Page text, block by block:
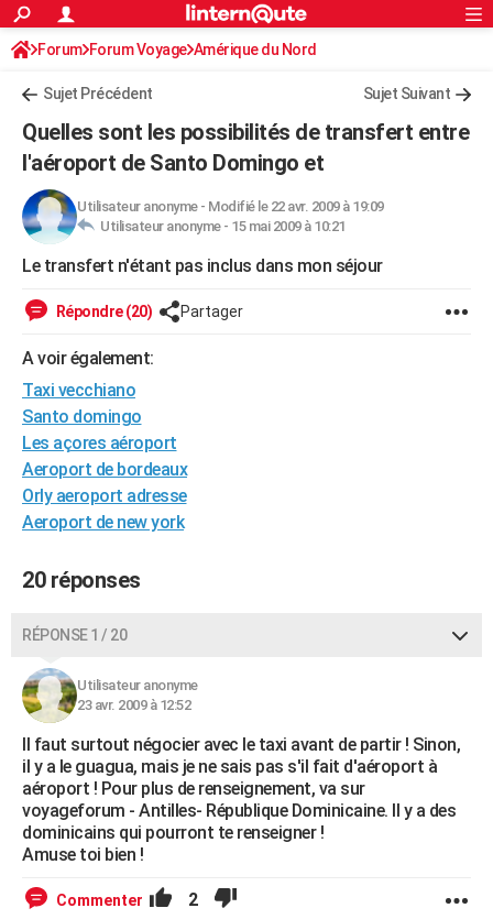
ACTUALITÉS
Politique
Société
Faits Divers
Education
Monde
Villes
+
Programme TV
TNTStreaming
Cinéma
Sorties cinéma
Musique
+FINANCE
Retraite
Impôts
Epargne
Immobilier
Risques naturels par ville
Banque
Assurance
Crédit
AUTO
Essais
Réserver un essai
Citadines
Berlines
SUV
Forum auto
HIGH-TECH
Guides de France
Escapades
Patrimoine
Expositions
Musées
Week-end nature
+LIFESTYLE
Art de vivre
Bien-être
Loisirs
Mode
Modes de vie
SANTE
Alimentation
Guide de la santé
Maladies
Médicaments
Sommeil
VOYAGE
Destinations
City break
Voyage nature
Voyage de noces
Forum
Climat
PHOTO
Carte de Noël
Carte Bonne année
Carte Saint-Valentin
Carte Pâques
Carte d'anniversaire
DICTIONNAIRE
Dictionnaire
Biographies
Citations
Expressions
Proverbes
PROGRAMME TV
COPAINS D'AVANT
S'inscrire
Se connecter
Lycées
Collèges
Primaires
Universités
Entreprises
Service militaire
Avis de recherche
AVIS DE DÉCÈS
S'inscrire
Connexion
Forum Forum Voyage Amérique du Nord
Sujet Précédent Sujet Suivant
Quelles sont les possibilités de transfert entre
l'aéroport de Santo Domingo et
Utilisateur anonyme- Modifié le 22 avr. 2009 à 19:09
Utilisateur anonyme - 15 mai 2009 à 10:21
Le transfert n'étant pas inclus dans mon séjour
Répondre (20) Partager
A voir également:
Taxi vecchiano
Santo domingo
Les açores aéroport
Aeroport de bordeaux
Orly aeroport adresse
Aeroport de new york
20 réponses
RÉPONSE 1 / 20
Utilisateur anonyme
23 avr. 2009 à 12:52
Il faut surtout négocier avec le taxi avant de partir ! Sinon,
il y a le guagua, mais je ne sais pas s'il fait d'aéroport à
aéroport ! Pour plus de renseignement, va sur
voyageforum - Antilles- République Dominicaine. Il y a des
dominicains qui pourront te renseigner !
Amuse toi bien !
Commenter 2